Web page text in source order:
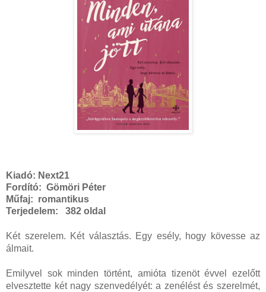
Kiadó: Next21
Fordító: Gömöri Péter
Műfaj: romantikus
Terjedelem: 382 oldal
Két szerelem. Két választás. Egy esély, hogy kövesse az
álmait.
Emilyvel sok minden történt, amióta tizenöt évvel ezelőtt
elvesztette két nagy szenvedélyét: a zenélést és szerelmét,